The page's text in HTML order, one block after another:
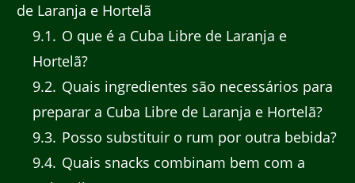
de Laranja e Hortelã
9.1
O que é a Cuba Libre de Laranja e
Hortelã?
9.2 Quais ingredientes são necessários para
preparar a Cuba Libre de Laranja e Hortelã?
9.3 Posso substituir o rum por outra bebida?
9.4 Quais snacks combinam bem com a